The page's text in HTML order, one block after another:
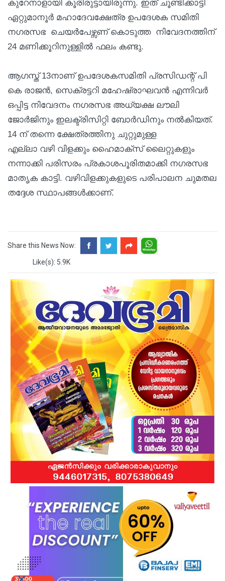
കുറേനാളായി കൂരിരുട്ടായിരുന്നു. ഇത് ചൂണ്ടിക്കാട്ടി
ഏറ്റുമാനൂർ മഹാദേവക്ഷേത്ര ഉപദേശക സമിതി
നഗരസഭ ചെയർപേഴ്സണ്‌ കൊടുത്ത നിവേദനത്തിന്
24 മണിക്കൂറിനുള്ളിൽ ഫലം കണ്ടു.
ആഗസ്ത് 13നാണ് ഉപദേശകസമിതി പ്രസിഡന്റ്‌ പി
കെ രാജൻ, സെക്രട്ടറി മഹേഷ്‌രാഘവൻ എന്നിവർ
ഒപ്പിട്ട നിവേദനം നഗരസഭ അധ്യക്ഷ ലൗലി
ജോർജിനും ഇലക്ട്രിസിറ്റി ബോർഡിനും നൽകിയത്.
14 ന് തന്നെ ക്ഷേത്രത്തിനു ചുറ്റുമുള്ള
എല്ലാ വഴി വിളക്കും ഹൈമാക്സ് ലൈറ്റുകളും
നന്നാക്കി പരിസരം പ്രകാശപൂരിതമാക്കി നഗരസഭ
മാതൃക കാട്ടി. വഴിവിളക്കുകളുടെ പരിപാലന ചുമതല
തദ്ദേശ സ്ഥാപങ്ങൾക്കാണ്.
Share this News Now:
Like(s): 5.9K